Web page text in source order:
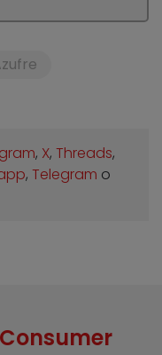
, X, Threads,
, Telegram o
Consumer